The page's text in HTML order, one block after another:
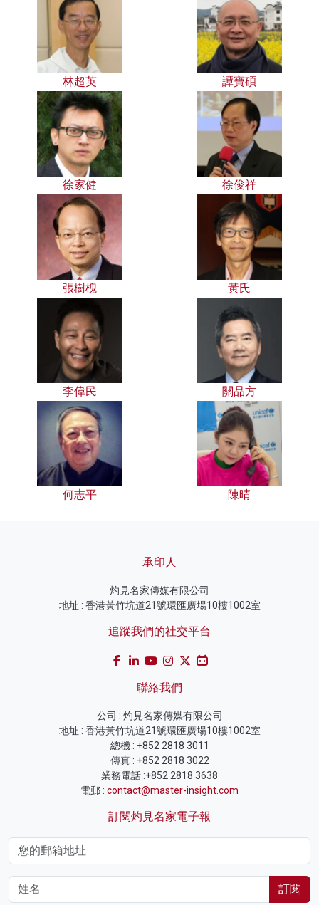
林超英 譚寶碩
徐家健 徐俊祥
張樹槐 黃氏
李偉民 關品方
何志平 陳晴
承印人
灼見名家傳媒有限公司
地址 : 香港黃竹坑道21號環匯廣場10樓1002室
追蹤我們的社交平台
聯絡我們
公司 : 灼見名家傳媒有限公司
地址 : 香港黃竹坑道21號環匯廣場10樓1002室
總機 : +852 2818 3011
傳真 : +852 2818 3022
業務電話 :+852 2818 3638
電郵 : contact@master-insight.com
訂閱灼見名家電子報
訂閱